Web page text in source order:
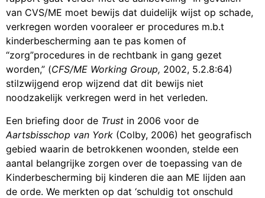
van CVS/ME moet bewijs dat duidelijk wijst op schade,
verkregen worden vooraleer er procedures m.b.t
kinderbescherming aan te pas komen of
“zorg”procedures in de rechtbank in gang gezet
worden,” (CFS/ME Working Group, 2002, 5.2.8:64)
stilzwijgend erop wijzend dat dit bewijs niet
noodzakelijk verkregen werd in het verleden.
Een briefing door de Trust in 2006 voor de
Aartsbisschop van York (Colby, 2006) het geografisch
gebied waarin de betrokkenen woonden, stelde een
aantal belangrijke zorgen over de toepassing van de
Kinderbescherming bij kinderen die aan ME lijden aan
de orde. We merkten op dat ‘schuldig tot onschuld